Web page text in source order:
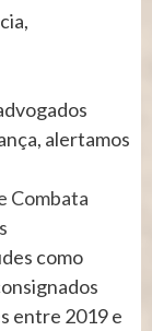
alertamos
Combata
como
entre 2019 e